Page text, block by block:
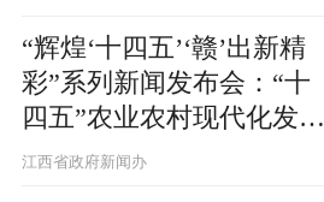
“辉煌‘十四五’‘赣’出新精
彩”系列新闻发布会：“十
四五”农业农村现代化发展
成就新闻发布会
江西省政府新闻办